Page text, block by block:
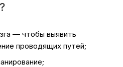
— чтобы выявить
проводящих путей;